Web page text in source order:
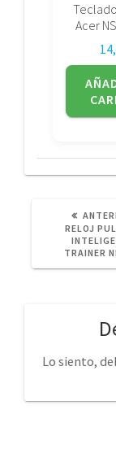
Acer
RELOJ
TRAINER
Lo siento,